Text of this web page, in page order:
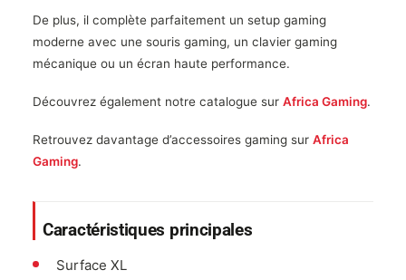
De plus, il complète parfaitement un setup gaming
moderne avec une souris gaming, un clavier gaming
mécanique ou un écran haute performance.
Découvrez également notre catalogue sur Africa Gaming.
Retrouvez davantage d’accessoires gaming sur Africa
Gaming.
Caractéristiques principales
Surface XL